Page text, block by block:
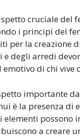
cruciale del
i principi del
per la creazione
degli arredi
di chi vive
importante
è la presenza di
elementi possono
a creare